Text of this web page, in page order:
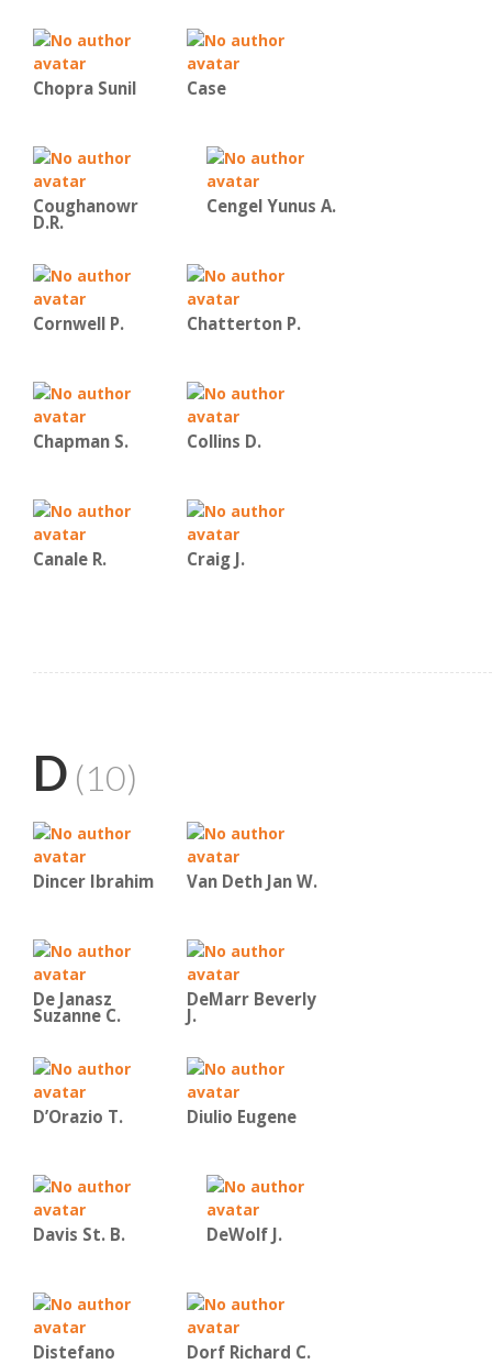
Chopra Sunil Case
Coughanowr
D.R.
Cengel Yunus A.
Cornwell P. Chatterton P.
Chapman S. Collins D.
Canale R. Craig J.
D (10)
Dincer Ibrahim Van Deth Jan W.
De Janasz
Suzanne C.
DeMarr Beverly
J.
D’Orazio T. Diulio Eugene
Davis St. B. DeWolf J.
Distefano Dorf Richard C.